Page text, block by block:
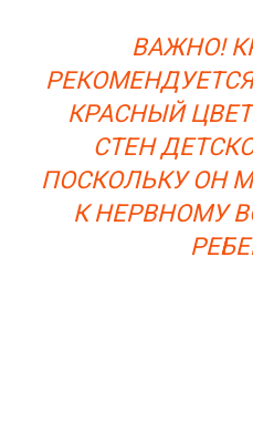
ВАЖНО!
КРАСНЫЙ
СТЕН
ПОСКОЛЬКУ ОН
К НЕРВНОМУ